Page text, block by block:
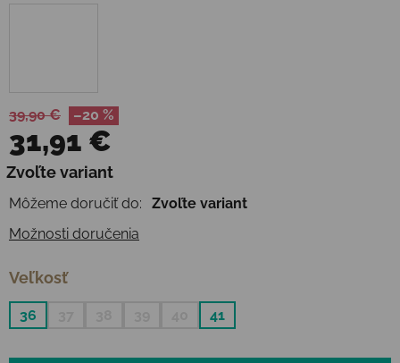
39,90 € –20 %
31,91 €
Jednotková cena:
Zvoľte variant
Môžeme doručiť do:
Zvoľte variant
Možnosti doručenia
Veľkosť
36 41